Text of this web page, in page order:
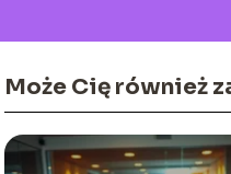
Może Cię również